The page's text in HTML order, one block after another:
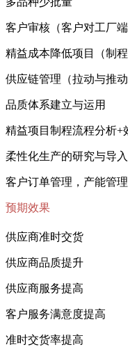
客户审核（客户对工厂
精益成本降低项目（制
供应链管理（拉动与推动
品质体系建立与运用
精益项目制程流程分析+
柔性化生产的研究与导入
客户订单管理，产能管
预期效果
供应商准时交货
供应商品质提升
供应商服务提高
客户服务满意度提高
准时交货率提高